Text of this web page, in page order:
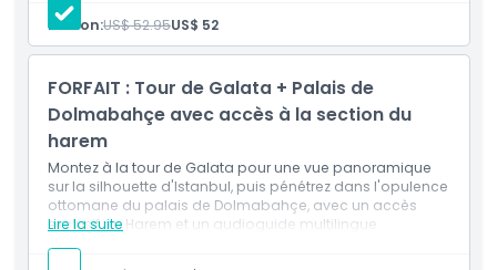
Points forts
Inclus
Politique enfant/adulte
Exclus
Person:US$ 52.95US$ 52
FORFAIT : Tour de Galata + Palais de
Dolmabahçe avec accès à la section du
harem
Montez à la tour de Galata pour une vue panoramique
sur la silhouette d'Istanbul, puis pénétrez dans l'opulence
ottomane du palais de Dolmabahçe, avec un accès
exclusif au Harem et un audioguide multilingue.
Lire la suite